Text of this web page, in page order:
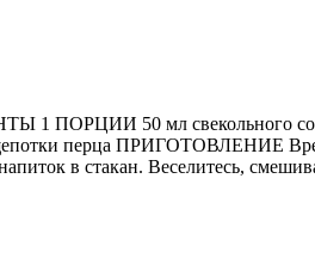
ПОРЦИИ 50 мл свекольного
перца
в стакан. Веселитесь,